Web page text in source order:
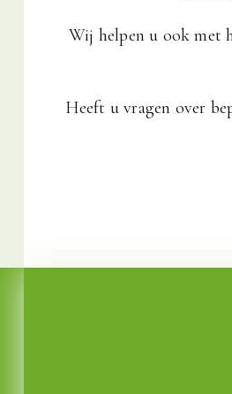
Wij helpen u ook met
Heeft u vragen over